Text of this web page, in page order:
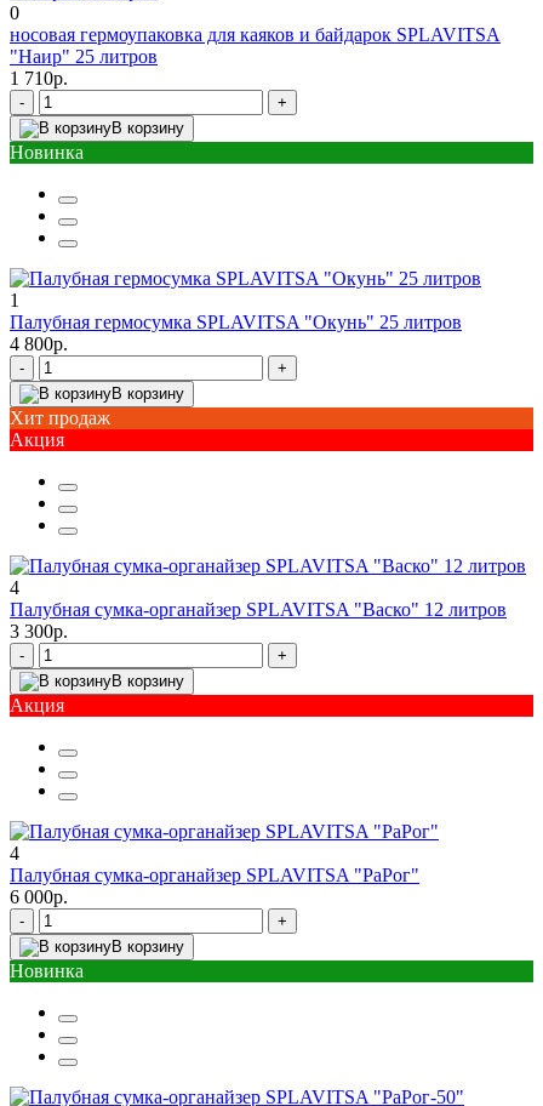
0
носовая гермоупаковка для каяков и байдарок SPLAVITSA
"Наир" 25 литров
1 710р.
-
+
В корзину
Новинка
1
Палубная гермосумка SPLAVITSA "Окунь" 25 литров
4 800р.
-
+
В корзину
Хит продаж
Акция
4
Палубная сумка-органайзер SPLAVITSA "Васко" 12 литров
3 300р.
-
+
В корзину
Акция
4
Палубная сумка-органайзер SPLAVITSA "РаРог"
6 000р.
-
+
В корзину
Новинка